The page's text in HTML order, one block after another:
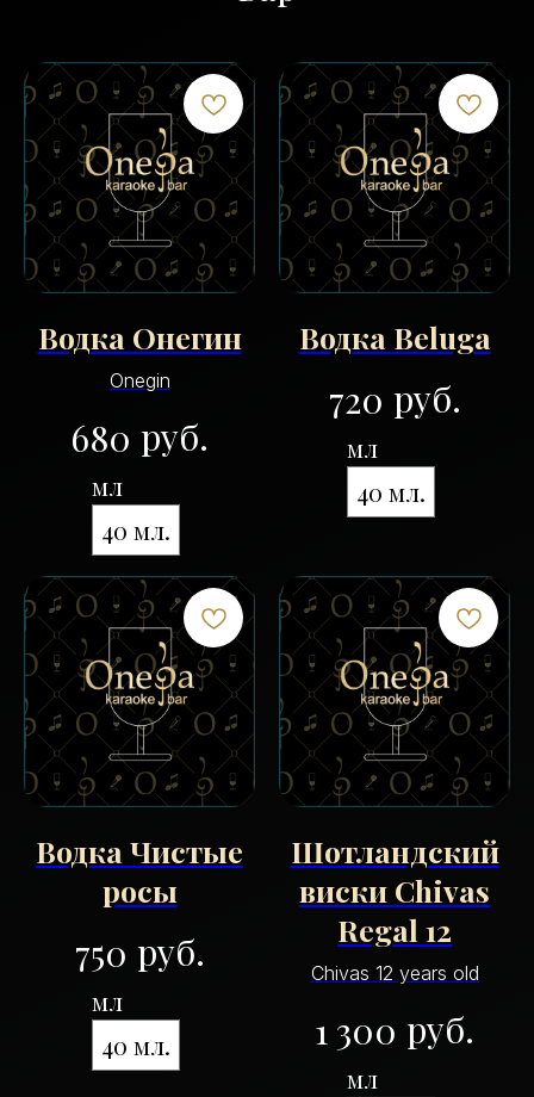
Водка Онегин
Onegin
680 руб.
мл
40 мл.
Водка Beluga
720 руб.
мл
40 мл.
Водка Чистые
росы
750 руб.
мл
40 мл.
Шотландский
виски Chivas
Regal 12
Chivas 12 years old
1 300 руб.
мл